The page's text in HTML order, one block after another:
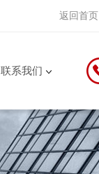
返回首页
联系我们